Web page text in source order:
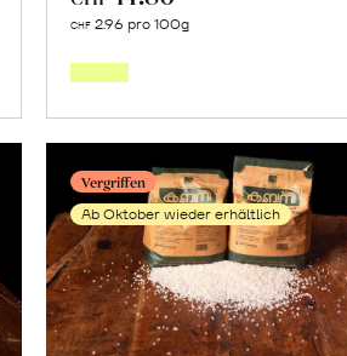
CHF 2.96 pro 100g
Vergriffen
Ab Oktober wieder erhältlich